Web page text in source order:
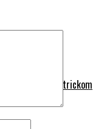
mája
v Banskobystrickom